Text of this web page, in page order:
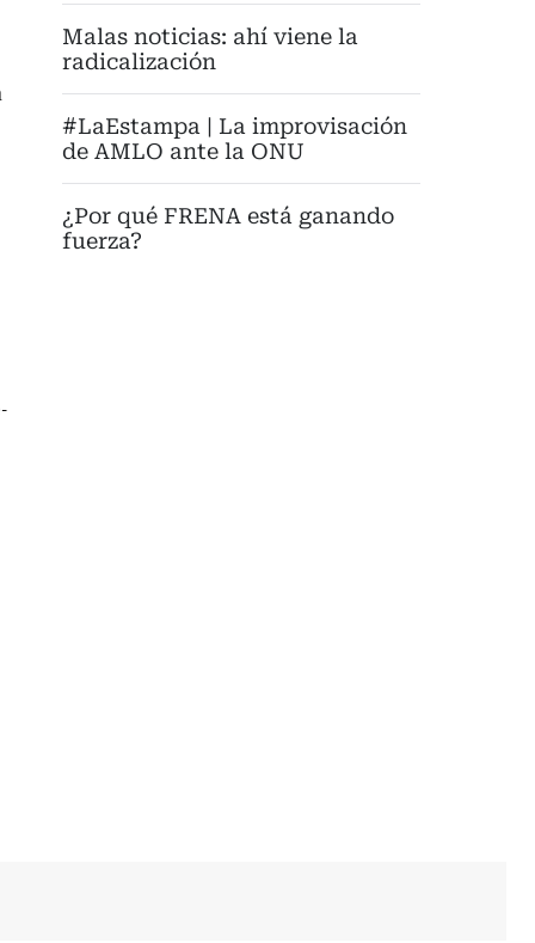
Malas noticias: ahí viene la
radicalización
#LaEstampa | La improvisación
de AMLO ante la ONU
¿Por qué FRENA está ganando
fuerza?